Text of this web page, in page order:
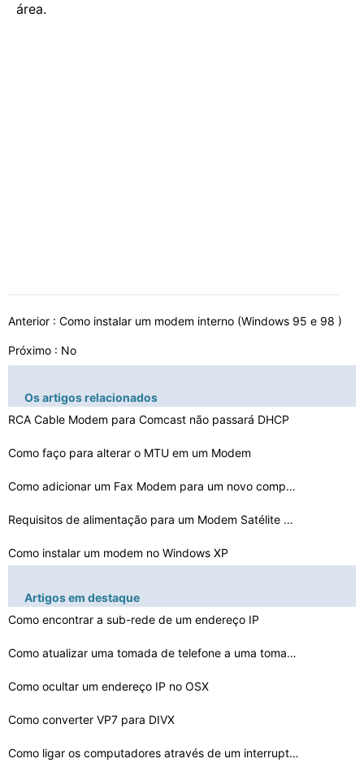
área.
Anterior : Como instalar um modem interno (Windows 95 e 98 )
Próximo : No
Os artigos relacionados
RCA Cable Modem para Comcast não passará DHCP
Como faço para alterar o MTU em um Modem
Como adicionar um Fax Modem para um novo computador
Requisitos de alimentação para um Modem Satélite Hug…
Como instalar um modem no Windows XP
Como detectar um driver Modem
Como comprar um Modem Usado
Como configurar um modem USB Pantech 175
Artigos em destaque
Como encontrar a sub-rede de um endereço IP
Como atualizar uma tomada de telefone a uma tomada de r…
Como ocultar um endereço IP no OSX
Como converter VP7 para DIVX
Como ligar os computadores através de um interruptor